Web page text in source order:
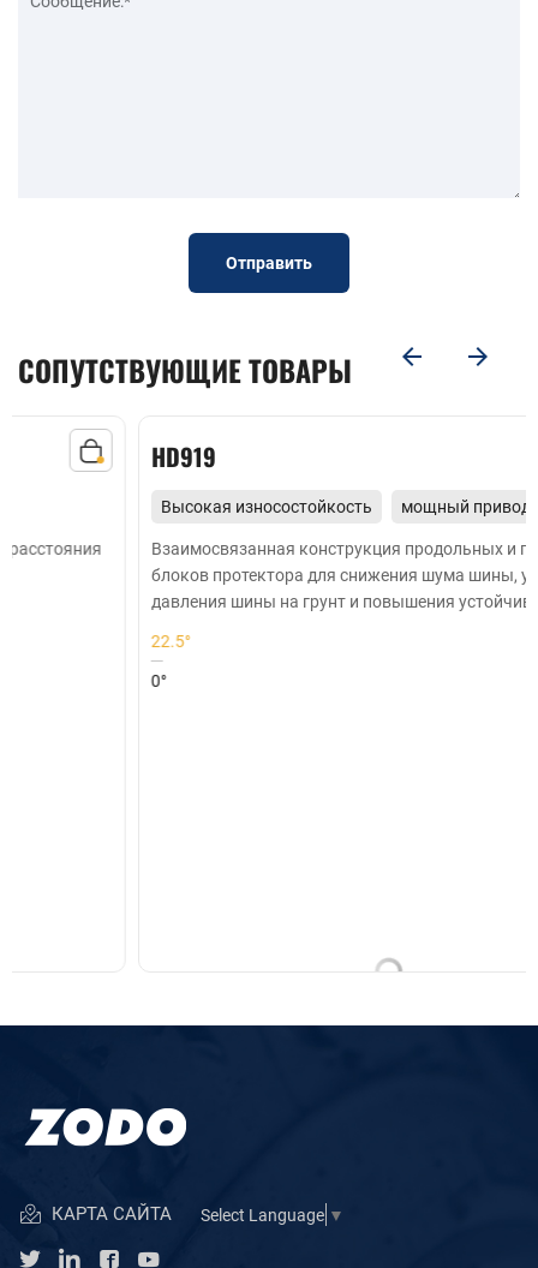
Отправить
СОПУТСТВУЮЩИЕ ТОВАРЫ
HD919
Высокая износостойкость
мощный привод
экономичность
Взаимосвязанная конструкция продольных и поперечных
блоков протектора для снижения шума шины, улучшения
давления шины на грунт и повышения устойчивости к
КАРТА САЙТА Select Language ▼